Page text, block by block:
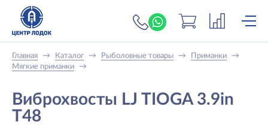
+7 (919) 698-56-
Главная → Каталог → Рыболовные товары → Приманки
→
Мягкие приманки
→
Виброхвосты LJ TIOGA 3.9in
T48